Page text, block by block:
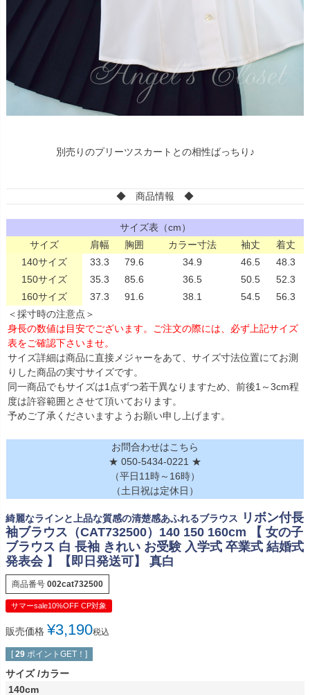
別売りのプリーツスカートとの相性ばっちり♪
◆ 商品情報 ◆
サイズ表（cm）
サイズ
肩幅 胸囲 カラー寸法 袖丈
着丈
140サイズ
33.3 79.6 34.9 46.5
48.3
150サイズ
35.3 85.6 36.5 50.5
52.3
160サイズ
37.3 91.6 38.1 54.5
56.3
＜採寸時の注意点＞
身長の数値は目安でございます。ご注文の際には、必ず上記サイズ
表をご確認下さいませ。
サイズ詳細は商品に直接メジャーをあて、サイズ寸法位置にてお測
りした商品の実寸サイズです。
同一商品でもサイズは1点ずつ若干異なりますため、前後1～3cm程
度は許容範囲とさせて頂いております。
予めご了承くださいますようお願い申し上げます。
お問合わせはこちら
★ 050-5434-0221 ★
（平日11時～16時）
（土日祝は定休日）
綺麗なラインと上品な質感の清楚感あふれるブラウス
リボン付長
袖ブラウス（CAT732500）140 150 160cm 【 女の子
ブラウス 白 長袖 きれい お受験 入学式 卒業式 結婚式
発表会 】【即日発送可】 真白
商品番号 002cat732500
サマーsale10%OFF CP対象
販売価格 ¥3,190税込
[ 29 ポイントGET！]
サイズ カラー
140cm